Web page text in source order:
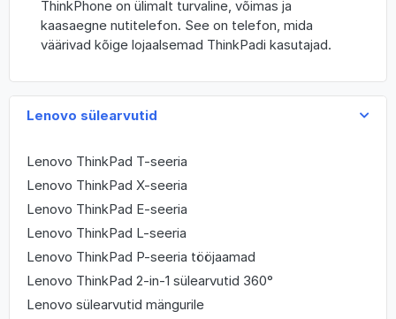
Lenovo sülearvutid
Lenovo ThinkPad T-seeria
Lenovo ThinkPad X-seeria
Lenovo ThinkPad E-seeria
Lenovo ThinkPad L-seeria
Lenovo ThinkPad P-seeria tööjaamad
Lenovo ThinkPad 2-in-1 sülearvutid 360°
Lenovo sülearvutid mängurile
ThinkPhone on ülimalt turvaline, võimas ja
kaasaegne nutitelefon. See on telefon, mida
väärivad kõige lojaalsemad ThinkPadi kasutajad.